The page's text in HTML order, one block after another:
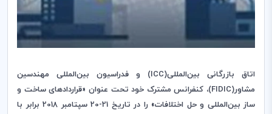
اتاق بازرگانی بین‌المللی‌(ICC) و فدراسیون بین‌المللی مهندسین
مشاور‌‌(FIDIC)، ‌کنفرانس مشترک خود تحت عنوان «‌قراردادهای ساخت و
ساز ‌بین‌المللی و حل اختلافات‌‌‌» را در تاریخ 21-20 سپتامبر 2018 برابر با